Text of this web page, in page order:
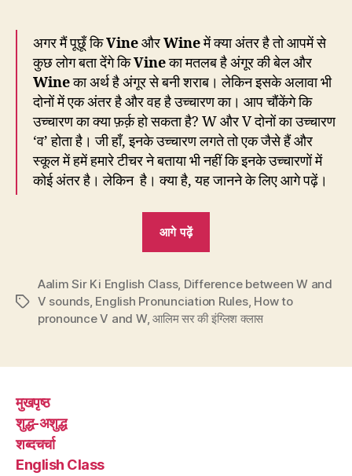
अगर मैं पूछूँ किVineऔरWineमें क्या अंतर है तो आपमें से
कुछ लोग बता देंगे किVineका मतलब है अंगूर की बेल और
Wineका अर्थ है अंगूर से बनी शराब। लेकिन इसके अलावा भी
दोनों में एक अंतर है और वह है उच्चारण का। आप चौंकेंगे कि
उच्चारण का क्या फ़र्क़ हो सकता है? W और V दोनों का उच्चारण
‘व’ होता है। जी हाँ, इनके उच्चारण लगते तो एक जैसे हैं और
स्कूल में हमें हमारे टीचर ने बताया भी नहीं कि इनके उच्चारणों में
कोई अंतर है। लेकिन है। क्या है, यह जानने के लिए आगे पढ़ें।
आगे पढ़ें
और
V
अपने
काटे”
Tags
Aalim Sir Ki English Class, Difference between W and
V sounds, English Pronunciation Rules, How to
pronounce V and W,आलिम सर की इंग्लिश क्लास
मुखपृष्ठ
शुद्ध-अशुद्ध
शब्दचर्चा
English Class